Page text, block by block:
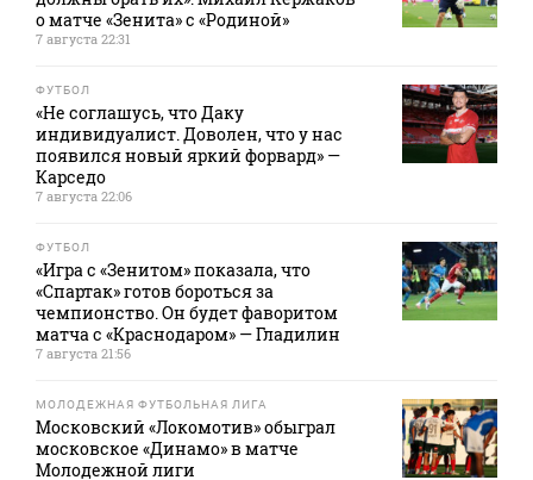
о матче «Зенита» с «Родиной»
7 августа 22:31
ФУТБОЛ
«Не соглашусь, что Даку
индивидуалист. Доволен, что у нас
появился новый яркий форвард» —
Карседо
7 августа 22:06
ФУТБОЛ
«Игра с «Зенитом» показала, что
«Спартак» готов бороться за
чемпионство. Он будет фаворитом
матча с «Краснодаром» — Гладилин
7 августа 21:56
МОЛОДЕЖНАЯ ФУТБОЛЬНАЯ ЛИГА
Московский «Локомотив» обыграл
московское «Динамо» в матче
Молодежной лиги